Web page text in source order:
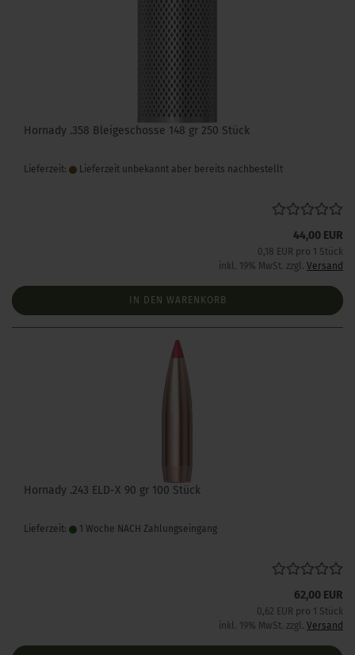
Hornady .358 Bleigeschosse 148 gr 250 Stück
Lieferzeit: Lieferzeit unbekannt aber bereits nachbestellt
44,00 EUR
0,18 EUR pro 1 Stück
inkl. 19% MwSt. zzgl. Versand
IN DEN WARENKORB
Hornady .243 ELD-X 90 gr 100 Stück
Lieferzeit: 1 Woche NACH Zahlungseingang
62,00 EUR
0,62 EUR pro 1 Stück
inkl. 19% MwSt. zzgl. Versand